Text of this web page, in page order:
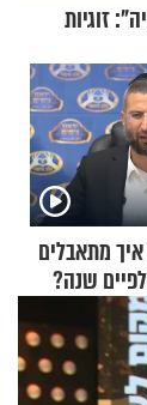
זוגיות
מתאבלים
שנה?